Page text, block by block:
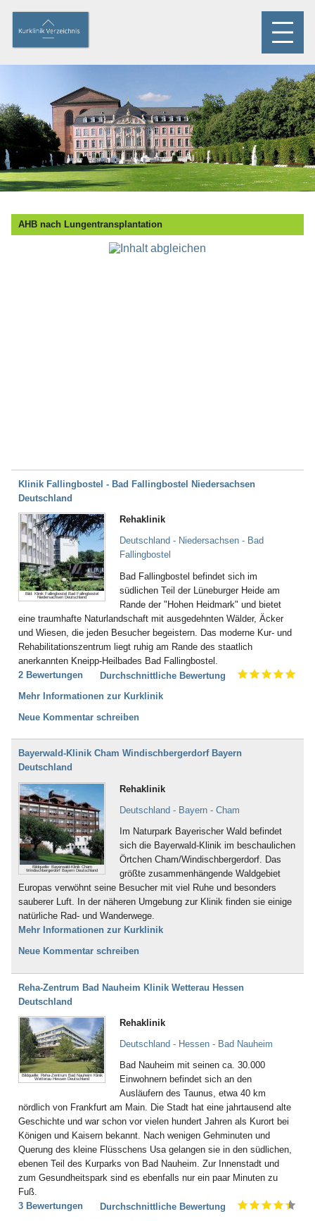
AHB nach Lungentransplantation
Klinik Fallingbostel - Bad Fallingbostel Niedersachsen
Deutschland
Bild: Klinik Fallingbostel Bad Fallingbostel
Niedersachsen Deutschland
Rehaklinik
Deutschland - Niedersachsen - Bad
Fallingbostel
Bad Fallingbostel befindet sich im
südlichen Teil der Lüneburger Heide am
Rande der "Hohen Heidmark" und bietet
eine traumhafte Naturlandschaft mit ausgedehnten Wälder, Äcker
und Wiesen, die jeden Besucher begeistern. Das moderne Kur- und
Rehabilitationszentrum liegt ruhig am Rande des staatlich
anerkannten Kneipp-Heilbades Bad Fallingbostel.
2 Bewertungen
Durchschnittliche Bewertung
Mehr Informationen zur Kurklinik
Neue Kommentar schreiben
Bayerwald-Klinik Cham Windischbergerdorf Bayern
Deutschland
Bildquelle: Bayerwald-Klinik Cham
Windischbergerdorf Bayern Deutschland
Rehaklinik
Deutschland - Bayern - Cham
Im Naturpark Bayerischer Wald befindet
sich die Bayerwald-Klinik im beschaulichen
Örtchen Cham/Windischbergerdorf. Das
größte zusammenhängende Waldgebiet
Europas verwöhnt seine Besucher mit viel Ruhe und besonders
sauberer Luft. In der näheren Umgebung zur Klinik finden sie einige
natürliche Rad- und Wanderwege.
Mehr Informationen zur Kurklinik
Neue Kommentar schreiben
Reha-Zentrum Bad Nauheim Klinik Wetterau Hessen
Deutschland
Bildquelle: Reha-Zentrum Bad Nauheim Klinik
Wetterau Hessen Deutschland
Rehaklinik
Deutschland - Hessen - Bad Nauheim
Bad Nauheim mit seinen ca. 30.000
Einwohnern befindet sich an den
Ausläufern des Taunus, etwa 40 km
nördlich von Frankfurt am Main. Die Stadt hat eine jahrtausend alte
Geschichte und war schon vor vielen hundert Jahren als Kurort bei
Königen und Kaisern bekannt. Nach wenigen Gehminuten und
Querung des kleine Flüsschens Usa gelangen sie in den südlichen,
ebenen Teil des Kurparks von Bad Nauheim. Zur Innenstadt und
zum Gesundheitspark sind es ebenfalls nur ein paar Minuten zu
Fuß.
3 Bewertungen
Durchschnittliche Bewertung